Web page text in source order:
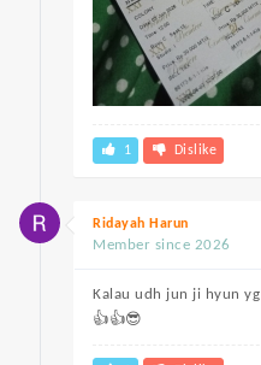
1 Dislike
Ridayah Harun
Member since 2026
Kalau udh jun ji hyun
👍👍😎